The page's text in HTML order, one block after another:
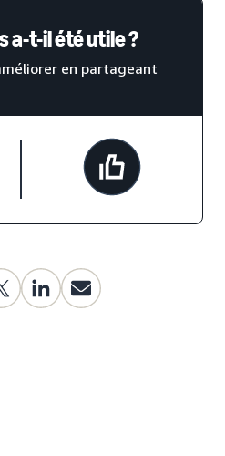
a-t-il été utile ?
en partageant